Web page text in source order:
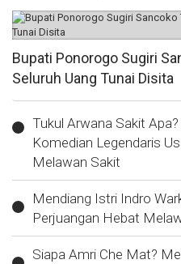
Bupati Ponorogo Sugiri
Seluruh Uang Tunai Disita
Tukul Arwana Sakit
Komedian Legendaris
Melawan Sakit
Mendiang Istri Indro
Perjuangan Hebat
Siapa Amri Che Mat?